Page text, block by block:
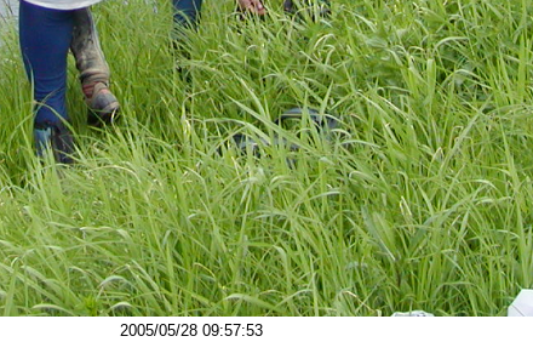
2005/05/28 09:57:53